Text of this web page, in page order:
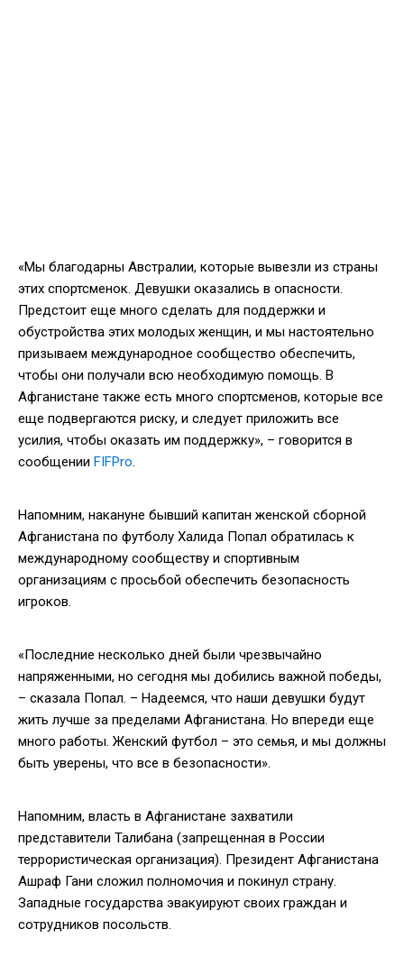
«Мы благодарны Австралии, которые вывезли из страны
этих спортсменок. Девушки оказались в опасности.
Предстоит еще много сделать для поддержки и
обустройства этих молодых женщин, и мы настоятельно
призываем международное сообщество обеспечить,
чтобы они получали всю необходимую помощь. В
Афганистане также есть много спортсменов, которые все
еще подвергаются риску, и следует приложить все
усилия, чтобы оказать им поддержку», – говорится в
сообщении FIFPro.
Напомним, накануне бывший капитан женской сборной
Афганистана по футболу Халида Попал обратилась к
международному сообществу и спортивным
организациям с просьбой обеспечить безопасность
игроков.
«Последние несколько дней были чрезвычайно
напряженными, но сегодня мы добились важной победы,
– сказала Попал. – Надеемся, что наши девушки будут
жить лучше за пределами Афганистана. Но впереди еще
много работы. Женский футбол – это семья, и мы должны
быть уверены, что все в безопасности».
Напомним, власть в Афганистане захватили
представители Талибана (запрещенная в России
террористическая организация). Президент Афганистана
Ашраф Гани сложил полномочия и покинул страну.
Западные государства эвакуируют своих граждан и
сотрудников посольств.